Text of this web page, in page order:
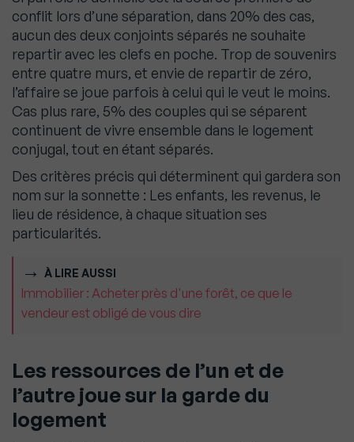
conflit lors d’une séparation, dans 20% des cas,
aucun des deux conjoints séparés ne souhaite
repartir avec les clefs en poche. Trop de souvenirs
entre quatre murs, et envie de repartir de zéro,
l’affaire se joue parfois à celui qui le veut le moins.
Cas plus rare, 5% des couples qui se séparent
continuent de vivre ensemble dans le logement
conjugal, tout en étant séparés.
Des critères précis qui déterminent qui gardera son
nom sur la sonnette : Les enfants, les revenus, le
lieu de résidence, à chaque situation ses
particularités.
À LIRE AUSSI
Immobilier : Acheter près d'une forêt, ce que le
vendeur est obligé de vous dire
Les ressources de l’un et de
l’autre joue sur la garde du
logement